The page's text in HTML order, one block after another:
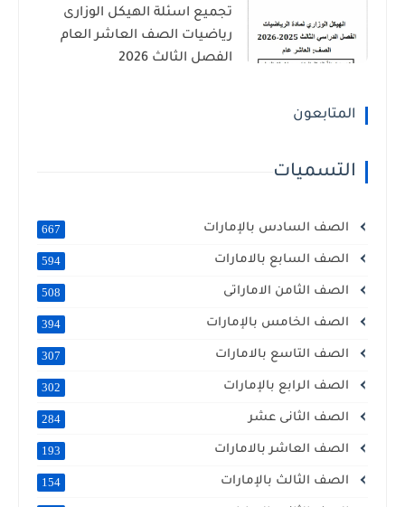
تجميع اسئلة الهيكل الوزارى
رياضيات الصف العاشر العام
الفصل الثالث 2026
المتابعون
التسميات
الصف السادس بالإمارات 667
الصف السابع بالامارات 594
الصف الثامن الاماراتى 508
الصف الخامس بالإمارات 394
الصف التاسع بالامارات 307
الصف الرابع بالإمارات 302
الصف الثانى عشر 284
الصف العاشر بالامارات 193
الصف الثالث بالإمارات 154